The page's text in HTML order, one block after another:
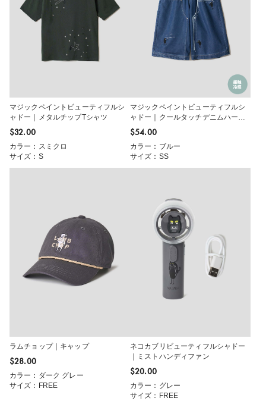
マジックペイントビューティフルシ
ャドー｜メタルチップTシャツ
$‌32.00
カラー：スミクロ
サイズ：S
マジックペイントビューティフルシ
ャドー｜クールタッチデニムハーフ
パンツ
$‌54.00
カラー：ブルー
サイズ：SS
ラムチョップ｜キャップ
$‌28.00
カラー：ダーク グレー
サイズ：FREE
ネコカブリビューティフルシャドー
｜ミストハンディファン
$‌20.00
カラー：グレー
サイズ：FREE